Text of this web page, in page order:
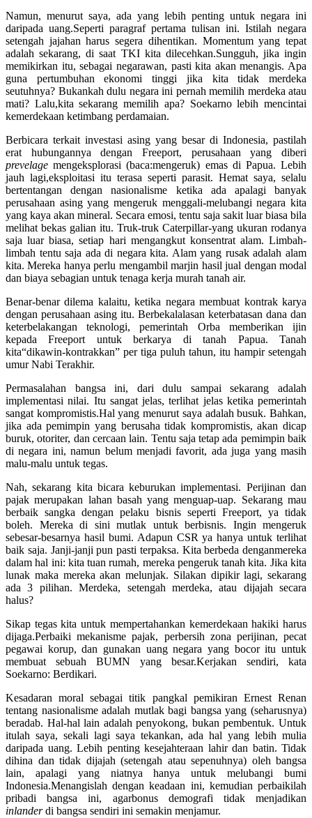
Namun, menurut saya, ada yang lebih penting untuk negara ini
daripada uang.Seperti paragraf pertama tulisan ini. Istilah negara
setengah jajahan harus segera dihentikan. Momentum yang tepat
adalah sekarang, di saat TKI kita dilecehkan.Sungguh, jika ingin
memikirkan itu, sebagai negarawan, pasti kita akan menangis. Apa
guna pertumbuhan ekonomi tinggi jika kita tidak merdeka
seutuhnya? Bukankah dulu negara ini pernah memilih merdeka atau
mati? Lalu,kita sekarang memilih apa? Soekarno lebih mencintai
kemerdekaan ketimbang perdamaian.
Berbicara terkait investasi asing yang besar di Indonesia, pastilah
erat hubungannya dengan Freeport, perusahaan yang diberi
prevelagemengeksplorasi (baca:mengeruk) emas di Papua. Lebih
jauh lagi,eksploitasi itu terasa seperti parasit. Hemat saya, selalu
bertentangan dengan nasionalisme ketika ada apalagi banyak
perusahaan asing yang mengeruk menggali-melubangi negara kita
yang kaya akan mineral. Secara emosi, tentu saja sakit luar biasa bila
melihat bekas galian itu. Truk-truk Caterpillar-yang ukuran rodanya
saja luar biasa, setiap hari mengangkut konsentrat alam. Limbah-
limbah tentu saja ada di negara kita. Alam yang rusak adalah alam
kita. Mereka hanya perlu mengambil marjin hasil jual dengan modal
dan biaya sebagian untuk tenaga kerja murah tanah air.
Benar-benar dilema kalaitu, ketika negara membuat kontrak karya
dengan perusahaan asing itu. Berbekalalasan keterbatasan dana dan
keterbelakangan teknologi, pemerintah Orba memberikan ijin
kepada Freeport untuk berkarya di tanah Papua. Tanah
kita“dikawin-kontrakkan” per tiga puluh tahun, itu hampir setengah
umur Nabi Terakhir.
Permasalahan bangsa ini, dari dulu sampai sekarang adalah
implementasi nilai. Itu sangat jelas, terlihat jelas ketika pemerintah
sangat kompromistis.Hal yang menurut saya adalah busuk. Bahkan,
jika ada pemimpin yang berusaha tidak kompromistis, akan dicap
buruk, otoriter, dan cercaan lain. Tentu saja tetap ada pemimpin baik
di negara ini, namun belum menjadi favorit, ada juga yang masih
malu-malu untuk tegas.
Nah, sekarang kita bicara keburukan implementasi. Perijinan dan
pajak merupakan lahan basah yang menguap-uap. Sekarang mau
berbaik sangka dengan pelaku bisnis seperti Freeport, ya tidak
boleh. Mereka di sini mutlak untuk berbisnis. Ingin mengeruk
sebesar-besarnya hasil bumi. Adapun CSR ya hanya untuk terlihat
baik saja. Janji-janji pun pasti terpaksa. Kita berbeda denganmereka
dalam hal ini: kita tuan rumah, mereka pengeruk tanah kita. Jika kita
lunak maka mereka akan melunjak. Silakan dipikir lagi, sekarang
ada 3 pilihan. Merdeka, setengah merdeka, atau dijajah secara
halus?
Sikap tegas kita untuk mempertahankan kemerdekaan hakiki harus
dijaga.Perbaiki mekanisme pajak, perbersih zona perijinan, pecat
pegawai korup, dan gunakan uang negara yang bocor itu untuk
membuat sebuah BUMN yang besar.Kerjakan sendiri, kata
Soekarno: Berdikari.
Kesadaran moral sebagai titik pangkal pemikiran Ernest Renan
tentang nasionalisme adalah mutlak bagi bangsa yang (seharusnya)
beradab. Hal-hal lain adalah penyokong, bukan pembentuk. Untuk
itulah saya, sekali lagi saya tekankan, ada hal yang lebih mulia
daripada uang. Lebih penting kesejahteraan lahir dan batin. Tidak
dihina dan tidak dijajah (setengah atau sepenuhnya) oleh bangsa
lain, apalagi yang niatnya hanya untuk melubangi bumi
Indonesia.Menangislah dengan keadaan ini, kemudian perbaikilah
pribadi bangsa ini, agarbonus demografi tidak menjadikan
inlanderdi bangsa sendiri ini semakin menjamur.